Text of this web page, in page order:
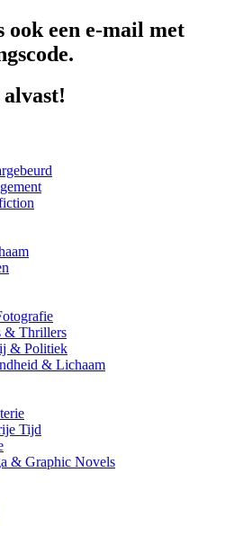
een e-mail met
& Thrillers
& Politiek
& Lichaam
Tijd
& Graphic Novels